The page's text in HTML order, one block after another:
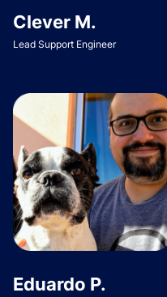
Clever M.
Lead Support Engineer
Eduardo P.